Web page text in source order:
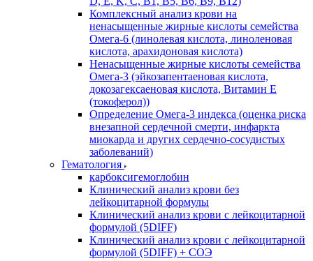
Комплексный анализ крови на
ненасыщенные жирные кислоты семейства
Омега-6 (линолевая кислота, линоленовая
кислота, арахидоновая кислота)
Ненасыщенные жирные кислоты семейства
Омега-3 (эйкозапентаеновая кислота,
докозагексаеновая кислота, Витамин E
(токоферол))
Определение Омега-3 индекса (оценка риска
внезапной сердечной смерти, инфаркта
миокарда и других сердечно-сосудистых
заболеваний)
Гематология
карбоксигемоглобин
Клинический анализ крови без
лейкоцитарной формулы
Клинический анализ крови с лейкоцитарной
формулой (5DIFF)
Клинический анализ крови с лейкоцитарной
формулой (5DIFF) + СОЭ